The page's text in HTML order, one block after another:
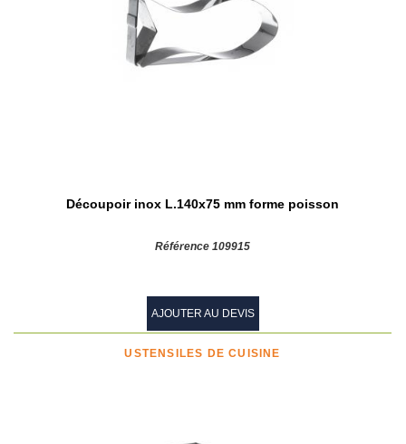
Découpoir inox L.140x75 mm forme poisson
Référence 109915
AJOUTER AU DEVIS
USTENSILES DE CUISINE